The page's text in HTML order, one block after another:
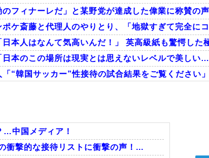
のフィナーレだ」と某野党が達成した偉業に称賛の
ポケ斎藤と代理人のやりとり、「地獄すぎて完全
日本人はなんて気高いんだ！」 英高級紙も驚愕した
日本のこの場所は現実とは思えないレベルで美しい
「“韓国サッカー”性接待の試合結果をご覧ください
さすが日本！」日本とドイツの仕事効率の差が分か
…中国メディア！
衝撃的な接待リストに衝撃の声！...